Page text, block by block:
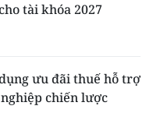
tài khóa 2027
ưu đãi thuế hỗ trợ
chiến lược